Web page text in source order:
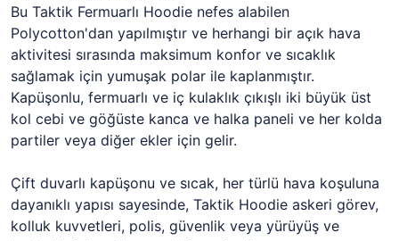
Bu Taktik Fermuarlı Hoodie nefes alabilen
Polycotton'dan yapılmıştır ve herhangi bir açık hava
aktivitesi sırasında maksimum konfor ve sıcaklık
sağlamak için yumuşak polar ile kaplanmıştır.
Kapüşonlu, fermuarlı ve iç kulaklık çıkışlı iki büyük üst
kol cebi ve göğüste kanca ve halka paneli ve her kolda
partiler veya diğer ekler için gelir.
Çift duvarlı kapüşonu ve sıcak, her türlü hava koşuluna
dayanıklı yapısı sayesinde, Taktik Hoodie askeri görev,
kolluk kuvvetleri, polis, güvenlik veya yürüyüş ve